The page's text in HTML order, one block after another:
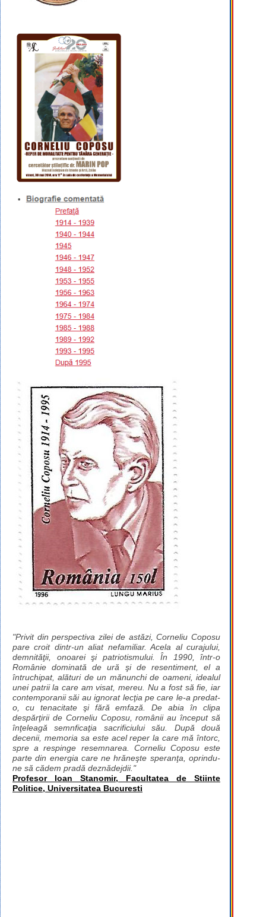
"Privit din perspectiva zilei de astăzi, Corneliu Coposu
pare croit dintr-un aliat nefamiliar. Acela al curajului,
demnităţii, onoarei şi patriotismului. În 1990, într-o
Românie dominată de ură şi de resentiment, el a
întruchipat, alături de un mănunchi de oameni, idealul
unei patrii la care am visat, mereu. Nu a fost să fie, iar
contemporanii săi au ignorat lecţia pe care le-a predat-
o, cu tenacitate şi fără emfază. De abia în clipa
despărţirii de Corneliu Coposu, românii au început să
înţeleagă semnficaţia sacrificiului său. După două
decenii, memoria sa este acel reper la care mă întorc,
spre a respinge resemnarea. Corneliu Coposu este
parte din energia care ne hrăneşte speranţa, oprindu-
ne să cădem pradă deznădejdii."
Profesor Ioan Stanomir, Facultatea de Stiinte
Politice, Universitatea Bucuresti